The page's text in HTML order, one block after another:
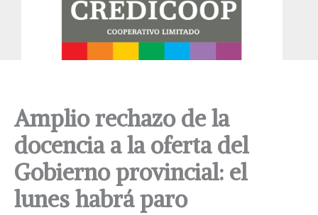
Amplio rechazo de la
docencia a la oferta del
Gobierno provincial: el
lunes habrá paro